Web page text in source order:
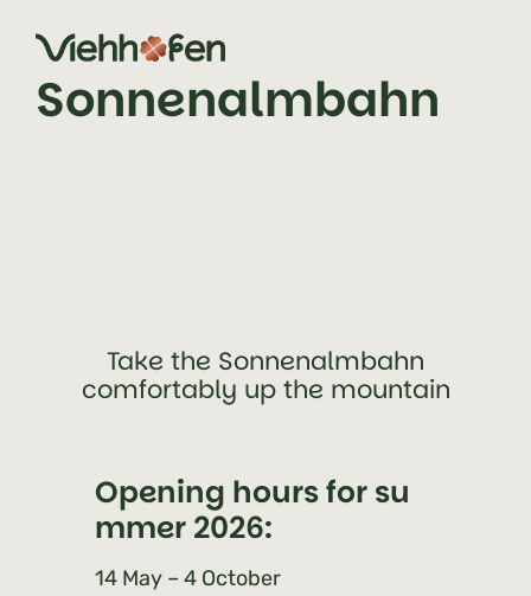
jump to content (alt+0)
jump to main navigation (alt+1)
Sonnenalmbahn
Take the Sonnenalmbahn
comfortably up the mountain
Opening hours for su
mmer 2026:
14 May – 4 October